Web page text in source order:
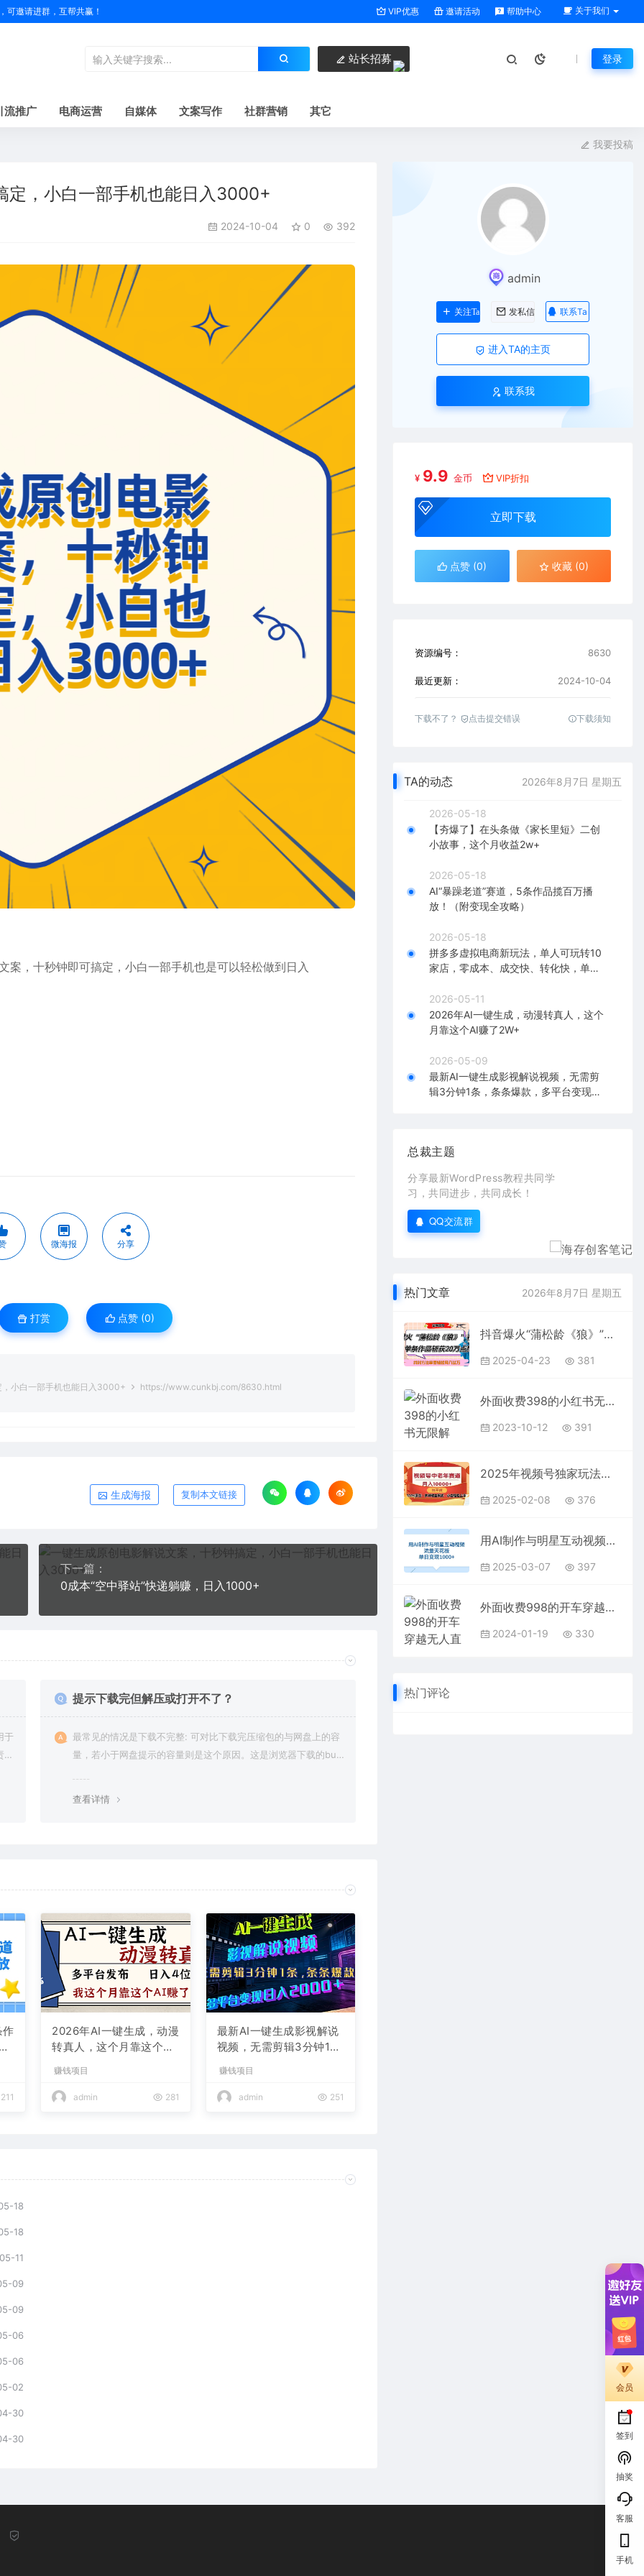
邀请进群，互帮共赢！ VIP优惠 邀请活动 帮助中心 关于我们
站长招募 登录
流推广 电商运营 自媒体 文案写作 社群营销 其它
我要投稿
，小白一部手机也能日入3000+
2024-10-04 0 392
，十秒钟即可搞定，小白一部手机也是可以轻松做到日入
微海报 分享
打赏 点赞 (0)
小白一部手机也能日入3000+ https://www.cunkbj.com/8630.html
生成海报 复制本文链接
下一篇：
0成本“空中驿站”快递躺赚，日入1000+
于
提示下载完但解压或打开不了？
最常见的情况是下载不完整: 可对比下载完压缩包的与网盘上的容
量，若小于网盘提示的容量则是这个原因。这是浏览器下载的bu
查看详情
作
2026年AI一键生成，动漫
转真人，这个月靠这个AI
赚钱项目
admin 281
最新AI一键生成影视解说
视频，无需剪辑3分钟1
现日入2000+
赚钱项目
admin 251
18
18
11
09
09
06
06
02
30
30
admin
关注Ta 发私信 联系Ta
进入TA的主页
联系我
¥ 9.9 金币 VIP折扣
立即下载
点赞 (0) 收藏 (0)
资源编号： 8630
最近更新： 2024-10-04
下载不了？ 点击提交错误 下载须知
TA的动态 2026年8月7日 星期五
2026-05-18
【夯爆了】在头条做《家长里短》二创
小故事，这个月收益2w+
2026-05-18
AI“暴躁老道”赛道，5条作品揽百万播
放！（附变现全攻略）
2026-05-18
拼多多虚拟电商新玩法，单人可玩转10
家店，零成本、成交快、转化快，单店
2026-05-11
2026年AI一键生成，动漫转真人，这个
月靠这个AI赚了2W+
2026-05-09
最新AI一键生成影视解说视频，无需剪
辑3分钟1条，条条爆款，多平台变现日
总裁主题
分享最新WordPress教程共同学
习，共同进步，共同成长！
QQ交流群
热门文章 2026年8月7日 星期五
抖音爆火“蒲松龄《狼》”实战拆解，仅6条作品涨粉24W,单条作品收获20万点赞，找对方法轻松起号月入过万
2025-04-23 381
外面收费398的小红书无限解封，代解封一单15—30
2023-10-12 391
2025年视频号独家玩法，老年养生赛道，无脑搬运爆款视频，日入2000+
2025-02-08 376
用AI制作与明星互动视频，流量天花板，单日变现1000+
2025-03-07 397
外面收费998的开车穿越无人直播玩法简单好入手纯纯就是捡米
2024-01-19 330
热门评论
会员
签到
抽奖
客服
手机